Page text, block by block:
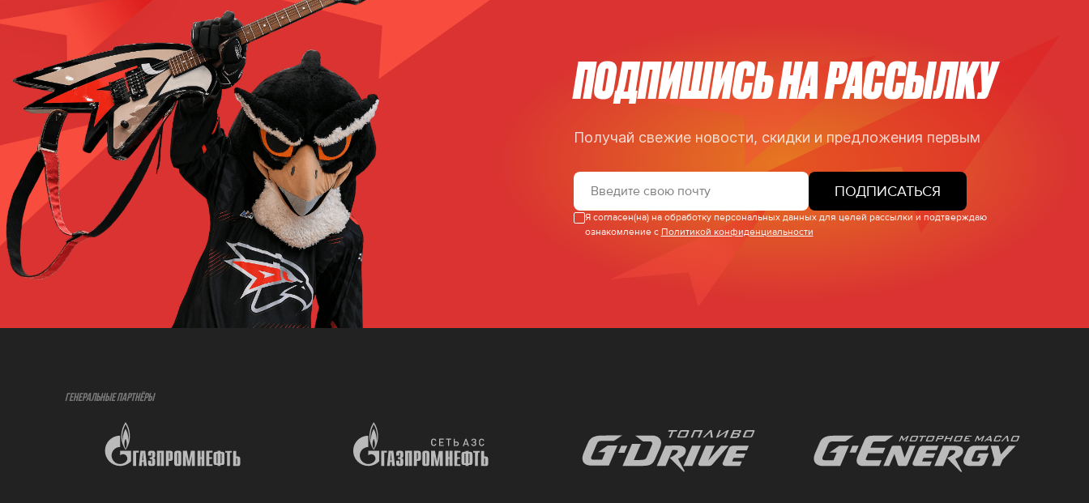
ПОДПИШИСЬ НА РАССЫЛКУ
Получай свежие новости, скидки и предложения первым
ПОДПИСАТЬСЯ
Я согласен(на) на обработку персональных данных для целей рассылки и подтверждаю
ознакомление с Политикой конфиденциальности
ГЕНЕРАЛЬНЫЕ ПАРТНЁРЫ